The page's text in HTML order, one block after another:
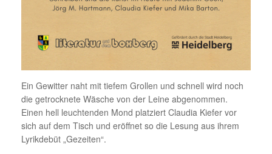
Ein Gewitter naht mit tiefem Grollen und schnell wird noch
die getrocknete Wäsche von der Leine abgenommen.
Einen hell leuchtenden Mond platziert Claudia Kiefer vor
sich auf dem Tisch und eröffnet so die Lesung aus ihrem
Lyrikdebüt „Gezeiten“.